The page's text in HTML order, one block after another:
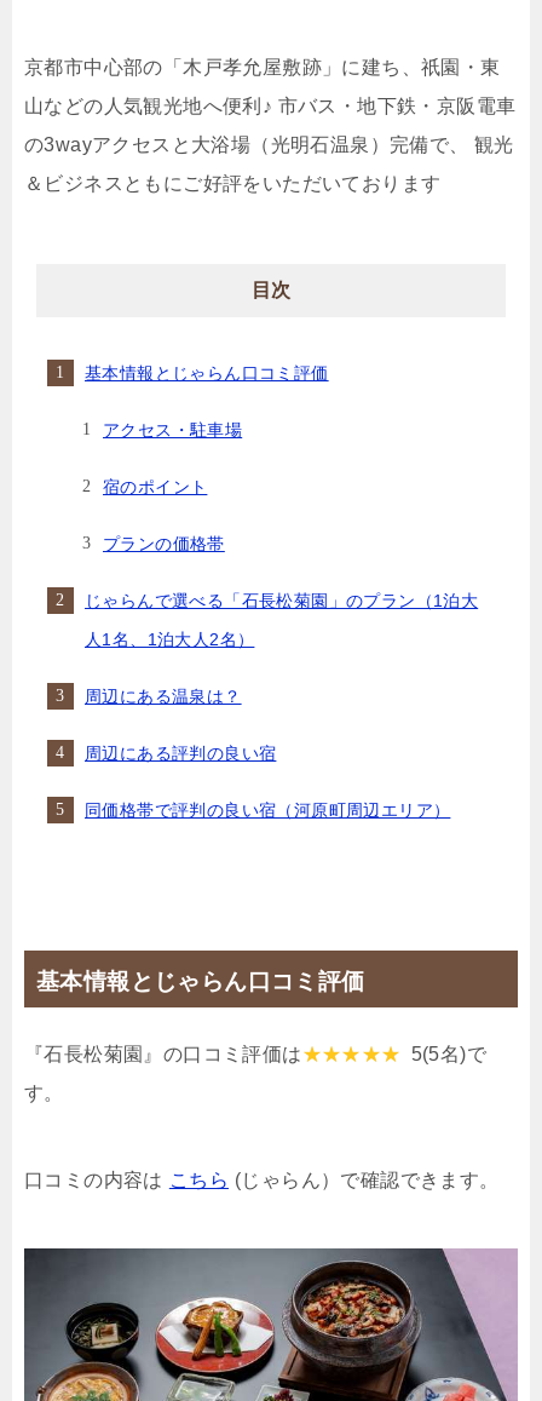
京都市中心部の「木戸孝允屋敷跡」に建ち、祇園・東
山などの人気観光地へ便利♪ 市バス・地下鉄・京阪電車
の3wayアクセスと大浴場（光明石温泉）完備で、 観光
＆ビジネスともにご好評をいただいております
目次
基本情報とじゃらん口コミ評価
アクセス・駐車場
宿のポイント
プランの価格帯
じゃらんで選べる「石長松菊園」のプラン（1泊大
人1名、1泊大人2名）
周辺にある温泉は？
周辺にある評判の良い宿
同価格帯で評判の良い宿（河原町周辺エリア）
基本情報とじゃらん口コミ評価
『石長松菊園』の口コミ評価は 5(5名)で
す。
口コミの内容は こちら (じゃらん）で確認できます。